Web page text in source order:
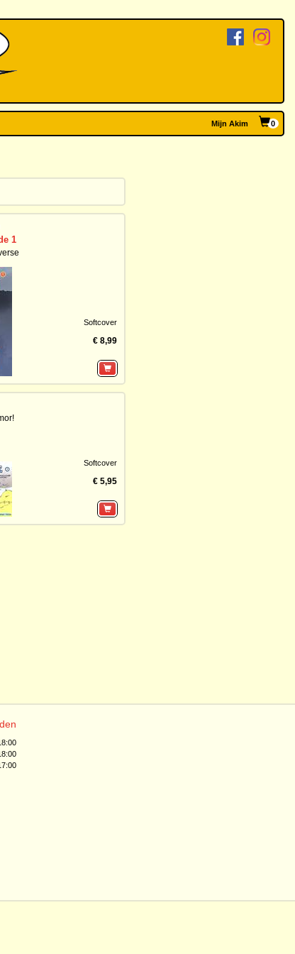
Mijn Akim 0
1
Softcover
€ 8,99
Softcover
€ 5,95